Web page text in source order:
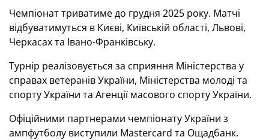
Чемпіонат триватиме до грудня 2025 року. Матчі
відбуватимуться в Києві, Київській області, Львові,
Черкасах та Івано-Франківську.
Турнір реалізовується за сприяння Міністерства у
справах ветеранів України, Міністерства молоді та
спорту України та Агенції масового спорту України.
Офіційними партнерами чемпіонату України з
ампфутболу виступили Mastercard та Ощадбанк.